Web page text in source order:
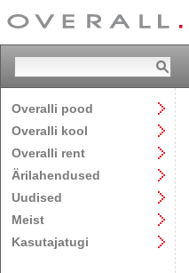
Overalli pood
Overalli kool
Overalli rent
Ärilahendused
Uudised
Meist
Kasutajatugi